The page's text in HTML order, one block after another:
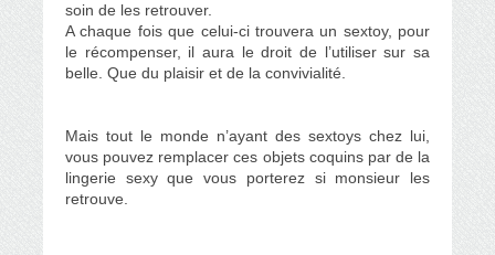
soin de les retrouver.
A chaque fois que celui-ci trouvera un sextoy, pour
le récompenser, il aura le droit de l’utiliser sur sa
belle. Que du plaisir et de la convivialité.
Mais tout le monde n’ayant des sextoys chez lui,
vous pouvez remplacer ces objets coquins par de la
lingerie sexy que vous porterez si monsieur les
retrouve.